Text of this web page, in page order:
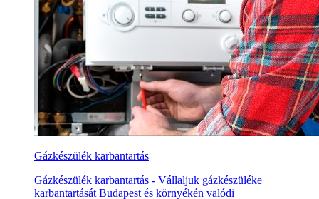
Gázkészülék karbantartás
Gázkészülék karbantartás - Vállaljuk gázkészüléke
karbantartását Budapest és környékén valódi